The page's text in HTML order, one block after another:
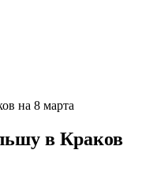
в Краков